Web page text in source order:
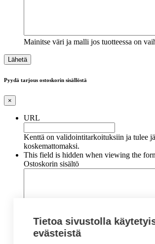
Mainitse väri ja malli jos tuotteessa on
Pyydä tarjous ostoskorin sisällöstä
×
URL
Kenttä on validointitarkoituksiin ja tulee
koskemattomaksi.
This field is hidden when viewing the
Ostoskorin sisältö
Tietoa sivustolla
evästeistä